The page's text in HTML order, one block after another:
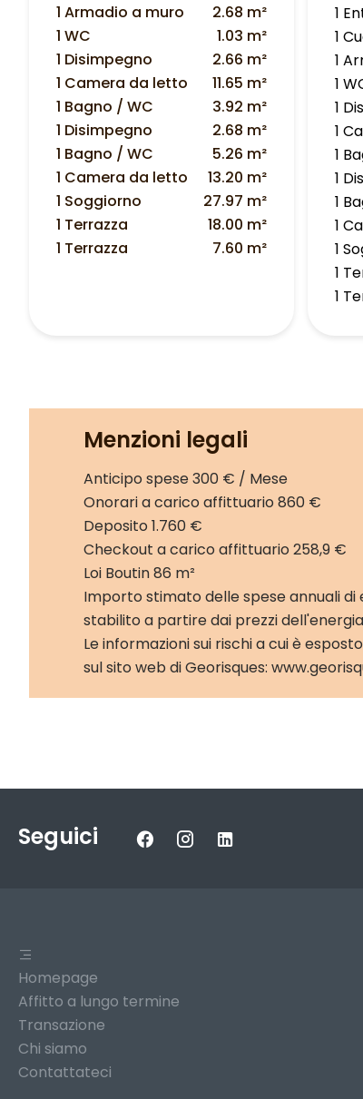
1 Armadio a muro
2.68 m²
1 WC
1.03 m²
1 Disimpegno
2.66 m²
1 Camera da letto
11.65 m²
1 Bagno / WC
3.92 m²
1 Disimpegno
2.68 m²
1 Bagno / WC
5.26 m²
1 Camera da letto
13.20 m²
1 Soggiorno
27.97 m²
1 Terrazza
18.00 m²
1 Terrazza
7.60 m²
1
1
1
1
1
1
1
1
1
1
1
1
1
Menzioni legali
Anticipo spese300 € / Mese
Onorari a carico affittuario860 €
Deposito1.760 €
Checkout a carico affittuario258,9 €
Loi Boutin86 m²
Importo stimato delle spese annuali di
stabilito a partire dai prezzi
Le informazioni sui rischi a cui è
sul sito web di Georisques:
Seguici
Homepage
Affitto a lungo termine
Transazione
Chi siamo
Contattateci